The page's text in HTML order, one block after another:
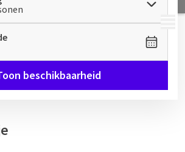
MENU
beschikbaarheid